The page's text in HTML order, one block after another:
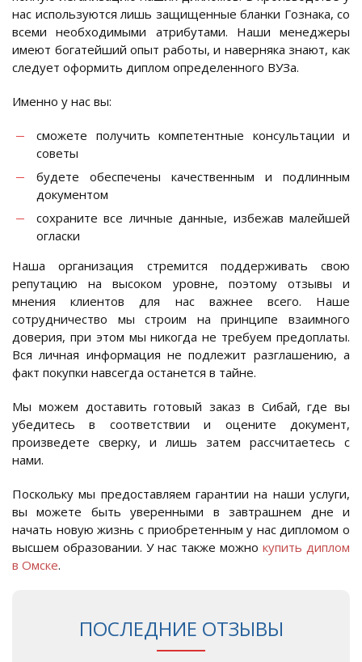
нас используются лишь защищенные бланки Гознака, со
всеми необходимыми атрибутами. Наши менеджеры
имеют богатейший опыт работы, и наверняка знают, как
следует оформить диплом определенного ВУЗа.
Именно у нас вы:
сможете получить компетентные консультации и
советы
будете обеспечены качественным и подлинным
документом
сохраните все личные данные, избежав малейшей
огласки
Наша организация стремится поддерживать свою
репутацию на высоком уровне, поэтому отзывы и
мнения клиентов для нас важнее всего. Наше
сотрудничество мы строим на принципе взаимного
доверия, при этом мы никогда не требуем предоплаты.
Вся личная информация не подлежит разглашению, а
факт покупки навсегда останется в тайне.
Мы можем доставить готовый заказ в Сибай, где вы
убедитесь в соответствии и оцените документ,
произведете сверку, и лишь затем рассчитаетесь с
нами.
Поскольку мы предоставляем гарантии на наши услуги,
вы можете быть уверенными в завтрашнем дне и
начать новую жизнь с приобретенным у нас дипломом о
высшем образовании. У нас также можно купить диплом
в Омске.
ПОСЛЕДНИЕ ОТЗЫВЫ